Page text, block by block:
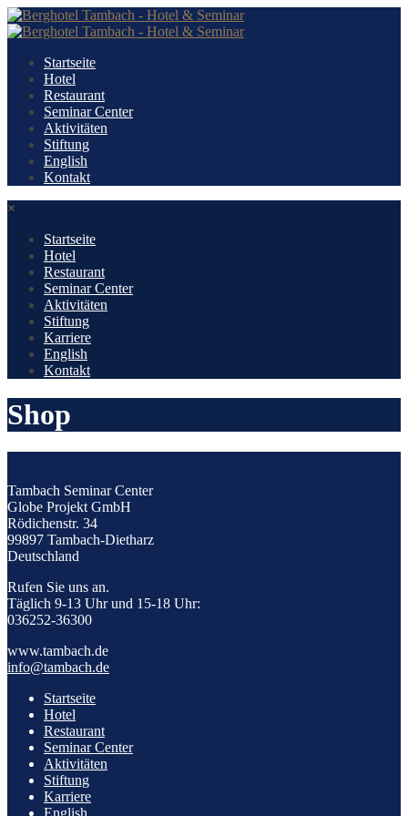
Startseite
Hotel
Restaurant
Seminar Center
Aktivitäten
Stiftung
English
Kontakt
×
Startseite
Hotel
Restaurant
Seminar Center
Aktivitäten
Stiftung
Karriere
English
Kontakt
Shop
Tambach Seminar Center
Globe Projekt GmbH
Rödichenstr. 34
99897 Tambach-Dietharz
Deutschland
Rufen Sie uns an.
Täglich 9-13 Uhr und 15-18 Uhr:
036252-36300
www.tambach.de
info@tambach.de
Startseite
Hotel
Restaurant
Seminar Center
Aktivitäten
Stiftung
Karriere
English